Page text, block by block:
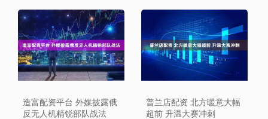
造富配资平台 外媒披露俄
反无人机精锐部队战法
普兰店配资 北方暖意大幅
超前 升温大赛冲刺